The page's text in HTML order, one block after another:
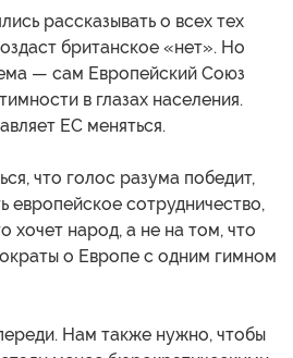
рассказывать о всех тех
британское «нет». Но
— сам Европейский Союз
в глазах населения.
ЕС меняться.
что голос разума победит,
европейское сотрудничество,
хочет народ, а не на том, что
о Европе с одним гимном
Нам также нужно, чтобы